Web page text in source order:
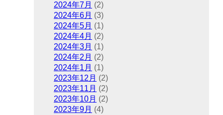
2024年7月 (2)
2024年6月 (3)
2024年5月 (1)
2024年4月 (2)
2024年3月 (1)
2024年2月 (2)
2024年1月 (1)
2023年12月 (2)
2023年11月 (2)
2023年10月 (2)
2023年9月 (4)